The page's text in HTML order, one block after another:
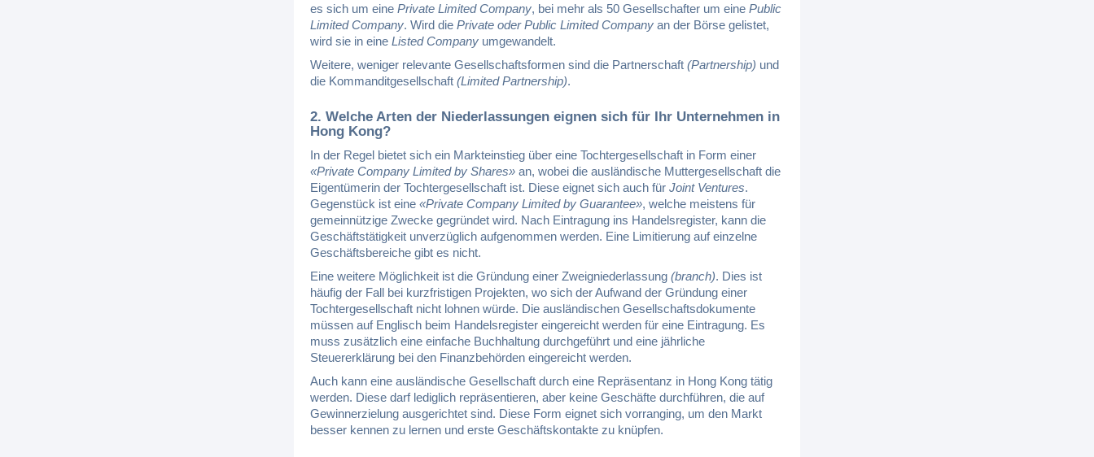
es sich um eine Private Limited Company, bei mehr als 50 Gesellschafter um eine Public
Limited Company. Wird die Private oder Public Limited Companyan der Börse gelistet,
wird sie in eine Listed Companyumgewandelt.
Weitere, weniger relevante Gesellschaftsformen sind die Partnerschaft (Partnership) und
die Kommanditgesellschaft (Limited Partnership).
2. Welche Arten der Niederlassungen eignen sich für Ihr Unternehmen in
Hong Kong?
In der Regel bietet sich ein Markteinstieg über eine Tochtergesellschaft in Form einer
«Private Company Limited by Shares»an, wobei die ausländische Muttergesellschaft die
Eigentümerin der Tochtergesellschaft ist. Diese eignet sich auch für Joint Ventures.
Gegenstück ist eine «Private Company Limited by Guarantee», welche meistens für
gemeinnützige Zwecke gegründet wird. Nach Eintragung ins Handelsregister, kann die
Geschäftstätigkeit unverzüglich aufgenommen werden. Eine Limitierung auf einzelne
Geschäftsbereiche gibt es nicht.
Eine weitere Möglichkeit ist die Gründung einer Zweigniederlassung (branch). Dies ist
häufig der Fall bei kurzfristigen Projekten, wo sich der Aufwand der Gründung einer
Tochtergesellschaft nicht lohnen würde. Die ausländischen Gesellschaftsdokumente
müssen auf Englisch beim Handelsregister eingereicht werden für eine Eintragung. Es
muss zusätzlich eine einfache Buchhaltung durchgeführt und eine jährliche
Steuererklärung bei den Finanzbehörden eingereicht werden.
Auch kann eine ausländische Gesellschaft durch eine Repräsentanz in Hong Kong tätig
werden. Diese darf lediglich repräsentieren, aber keine Geschäfte durchführen, die auf
Gewinnerzielung ausgerichtet sind. Diese Form eignet sich vorranging, um den Markt
besser kennen zu lernen und erste Geschäftskontakte zu knüpfen.